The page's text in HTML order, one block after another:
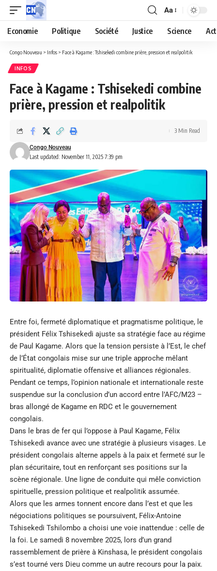
Aa
Economie Politique Société Justice Science
Congo Nouveau > Infos > Face à Kagame : Tshisekedi combine prière, pression et realpolitik
INFOS
Face à Kagame : Tshisekedi combine
prière, pression et realpolitik
Last updated: November 11, 2025 7:39 pm
Congo Nouveau
3 Min Read
Entre foi, fermeté diplomatique et pragmatisme politique, le
président Félix Tshisekedi ajuste sa stratégie face au régime
de Paul Kagame. Alors que la tension persiste à l’Est, le chef
de l’État congolais mise sur une triple approche mêlant
spiritualité, diplomatie offensive et alliances régionales.
Pendant ce temps, l’opinion nationale et internationale reste
suspendue sur la conclusion d’un accord entre l’AFC/M23 –
bras allongé de Kagame en RDC et le gouvernement
congolais.
Dans le bras de fer qui l’oppose à Paul Kagame, Félix
Tshisekedi avance avec une stratégie à plusieurs visages. Le
président congolais alterne appels à la paix et fermeté sur le
plan sécuritaire, tout en renforçant ses positions sur la
scène régionale. Une ligne de conduite qui mêle conviction
spirituelle, pression politique et realpolitik assumée.
Alors que les armes tonnent encore dans l’est et que les
négociations politiques se poursuivent, Félix-Antoine
Tshisekedi Tshilombo a choisi une voie inattendue : celle de
la foi. Le samedi 8 novembre 2025, lors d’un grand
rassemblement de prière à Kinshasa, le président congolais
s’est tourné vers Dieu comme un autre recours pour la paix.